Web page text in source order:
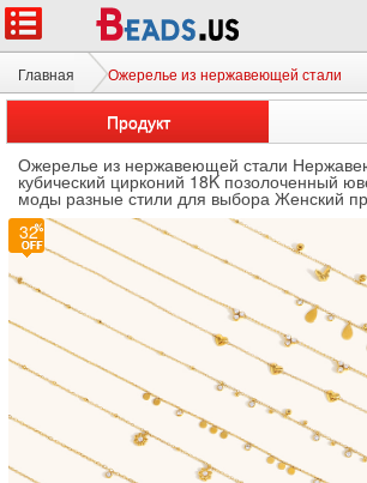
Главная Ожерелье из нержавеющей стали
Продукт
Ожерелье из нержавеющей стали
кубический цирконий 18K позолоченный
моды разные стили для выбора Женский